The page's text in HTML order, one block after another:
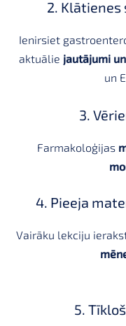
2. Klātienes
Ienirsiet
aktuālie jautājumi
un
3.
Farmakoloģijas
4. Pieeja
Vairāku lekciju
5.